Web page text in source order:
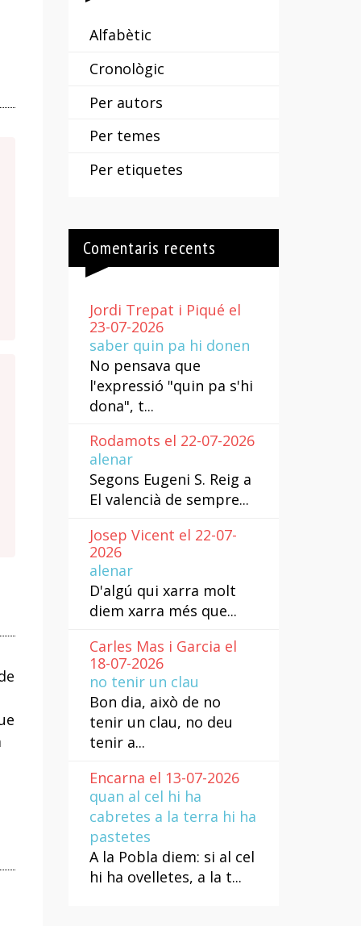
Alfabètic
Cronològic
Per autors
Per temes
Per etiquetes
Comentaris recents
Jordi Trepat i Piqué el
23-07-2026
saber quin pa hi donen
No pensava que
l'expressió "quin pa s'hi
dona", t...
Rodamots el 22-07-2026
alenar
Segons Eugeni S. Reig a
El valencià de sempre...
Josep Vicent el 22-07-
2026
alenar
D'algú qui xarra molt
diem xarra més que...
Carles Mas i Garcia el
18-07-2026
no tenir un clau
Bon dia, això de no
tenir un clau, no deu
tenir a...
Encarna el 13-07-2026
quan al cel hi ha
cabretes a la terra hi ha
pastetes
A la Pobla diem: si al cel
hi ha ovelletes, a la t...